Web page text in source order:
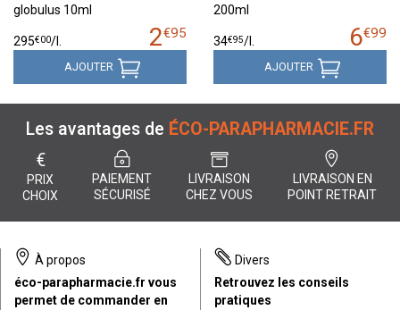
globulus 10ml
2€95
295€00/
AJOUTER
200ml
6€99
34€95/
AJOUTER
Les avantages de ÉCO-PARAPHARMACIE.FR
€
PRIX
CHOIX
PAIEMENT
SÉCURISÉ
LIVRAISON
CHEZ VOUS
LIVRAISON EN
POINT RETRAIT
À propos
éco-parapharmacie.fr vous
permet de commander en
Divers
Retrouvez les conseils
pratiques